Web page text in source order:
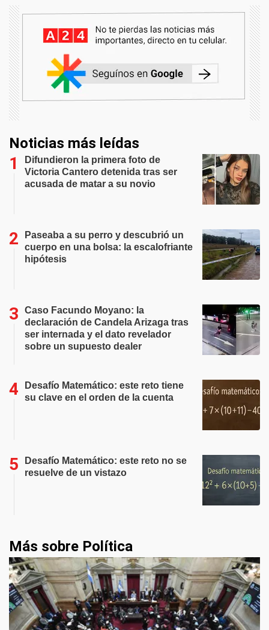
Noticias más leídas
Difundieron la primera foto de
Victoria Cantero detenida tras ser
acusada de matar a su novio
Paseaba a su perro y descubrió un
cuerpo en una bolsa: la escalofriante
hipótesis
Caso Facundo Moyano: la
declaración de Candela Arizaga tras
ser internada y el dato revelador
sobre un supuesto dealer
Desafío Matemático: este reto tiene
su clave en el orden de la cuenta
Desafío Matemático: este reto no se
resuelve de un vistazo
Más sobre Política